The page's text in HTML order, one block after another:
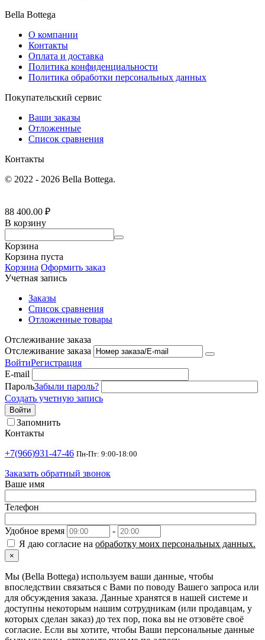
Bella Bottega
О компании
Контакты
Оплата и доставка
Политика конфиденциальности
Политика обработки персональных данных
Покупательский сервис
Ваши заказы
Отложенные
Список сравнения
Контакты
© 2022 - 2026 Bella Bottega.
88 400.00 ₽
В корзину
Корзина
Корзина пуста
Корзина Оформить заказ
Учетная запись
Заказы
Список сравнения
Отложенные товары
Отслеживание заказа
Отслеживание заказа
ВойтиРегистрация
E-mail
ПарольЗабыли пароль?
Создать учетную запись
Войти
Запомнить
Контакты
+7(966)931-47-46 Пн-Пт: 9:00-18:00
Заказать обратный звонок
Ваше имя
Телефон
Удобное время
-
Я даю согласие на обработку моих персональных данных.
×
Мы (Bella Bottega) используем ваши данные, чтобы
впоследствии связаться с Вами по поводу Вашего запроса или
для обсуждения заказа. Данные хранятся в нашей системе и
доступны некоторым нашим сотрудникам (или продавцам, у
которых сделан заказ) до тех пор, пока вы не отзовёте своё
согласие. Если вы хотите, чтобы Ваши персональные данные